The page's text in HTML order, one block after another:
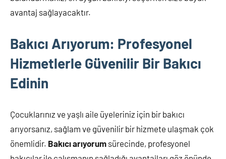
avantaj sağlayacaktır.
Bakıcı Arıyorum: Profesyonel
Hizmetlerle Güvenilir Bir Bakıcı
Edinin
Çocuklarınız ve yaşlı aile üyeleriniz için bir bakıcı
arıyorsanız, sağlam ve güvenilir bir hizmete ulaşmak çok
önemlidir. Bakıcı arıyorum sürecinde, profesyonel